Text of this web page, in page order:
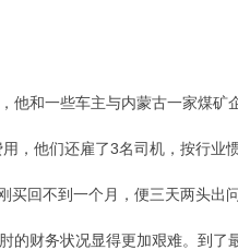
和一些车主与内蒙古一家煤矿
他们还雇了3名司机，按行业
买回不到一个月，便三天两头出
的财务状况显得更加艰难。到了